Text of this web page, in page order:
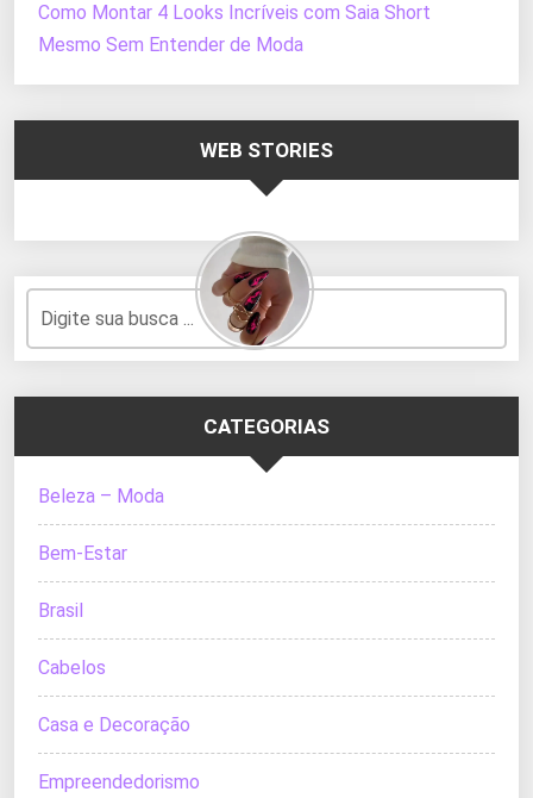
Como Montar 4 Looks Incríveis com Saia Short
Mesmo Sem Entender de Moda
WEB STORIES
CATEGORIAS
Beleza – Moda
Bem-Estar
Brasil
Cabelos
Casa e Decoração
Empreendedorismo